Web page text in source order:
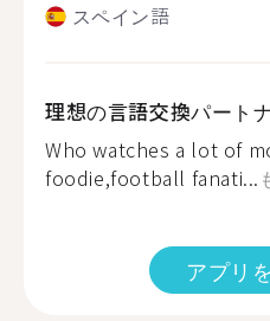
スペイン語
理想の言語交換パート
Who watches a lot of
foodie,football fanati...
アプリ